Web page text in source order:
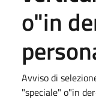
o"in
Avviso di
"speciale" o"in